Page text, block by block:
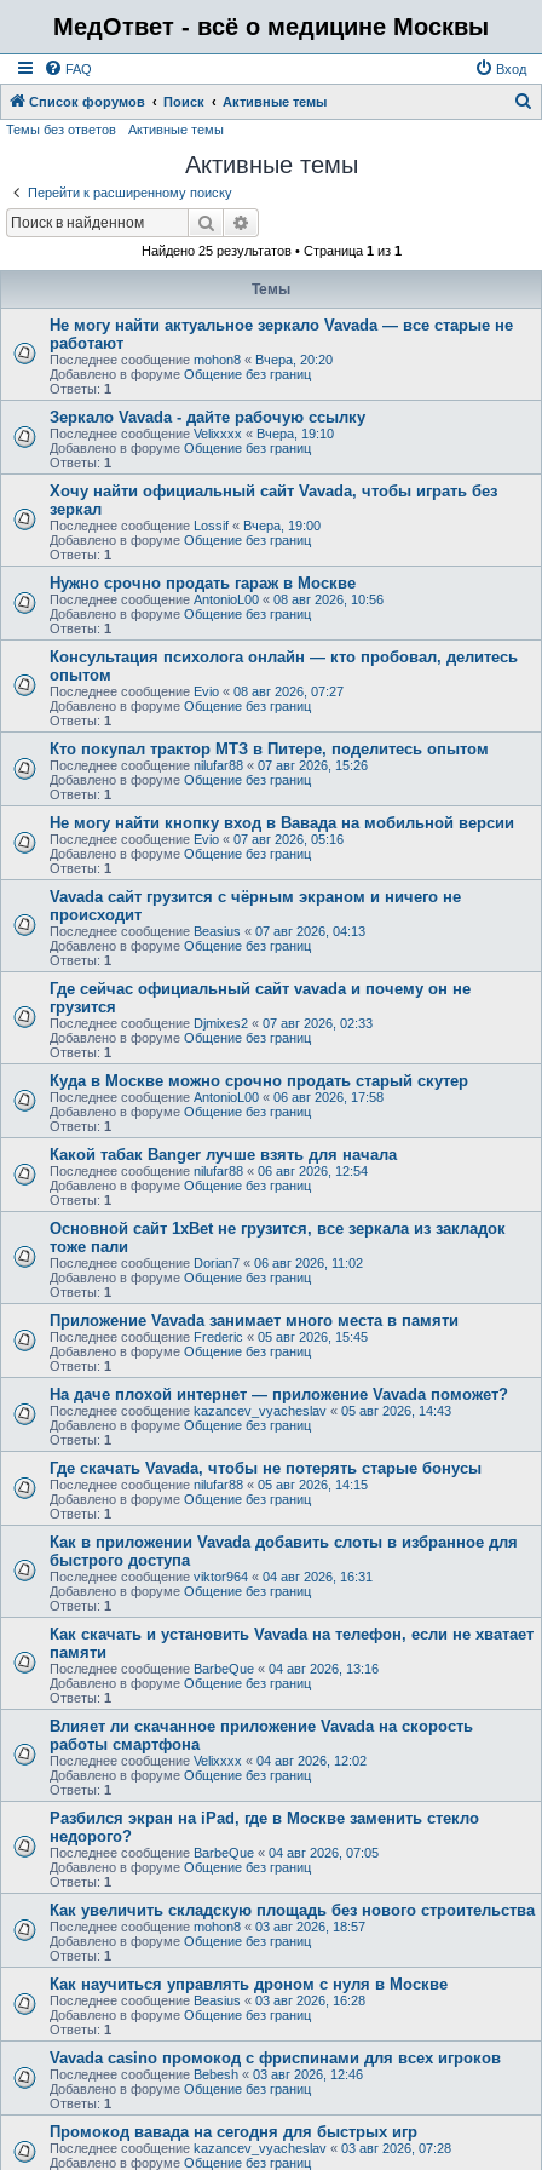
МедОтвет - всё о медицине Москвы
FAQ Вход
Список форумов Поиск Активные темы
Темы без ответов Активные темы
Активные темы
Перейти к расширенному поиску
Поиск
Найдено 25 результатов • Страница 1из 1
Темы
Не могу найти актуальное зеркало Vavada — все старые не
работают
Последнее сообщение mohon8 « Вчера, 20:20
Добавлено в форуме Общение без границ
Ответы: 1
Зеркало Vavada - дайте рабочую ссылку
Последнее сообщение Velixxxx « Вчера, 19:10
Добавлено в форуме Общение без границ
Ответы: 1
Хочу найти официальный сайт Vavada, чтобы играть без
зеркал
Последнее сообщение Lossif « Вчера, 19:00
Добавлено в форуме Общение без границ
Ответы: 1
Нужно срочно продать гараж в Москве
Последнее сообщение AntonioL00 « 08 авг 2026, 10:56
Добавлено в форуме Общение без границ
Ответы: 1
Консультация психолога онлайн — кто пробовал, делитесь
опытом
Последнее сообщение Evio « 08 авг 2026, 07:27
Добавлено в форуме Общение без границ
Ответы: 1
Кто покупал трактор МТЗ в Питере, поделитесь опытом
Последнее сообщение nilufar88 « 07 авг 2026, 15:26
Добавлено в форуме Общение без границ
Ответы: 1
Не могу найти кнопку вход в Вавада на мобильной версии
Последнее сообщение Evio « 07 авг 2026, 05:16
Добавлено в форуме Общение без границ
Ответы: 1
Vavada сайт грузится с чёрным экраном и ничего не
происходит
Последнее сообщение Beasius « 07 авг 2026, 04:13
Добавлено в форуме Общение без границ
Ответы: 1
Где сейчас официальный сайт vavada и почему он не
грузится
Последнее сообщение Djmixes2 « 07 авг 2026, 02:33
Добавлено в форуме Общение без границ
Ответы: 1
Куда в Москве можно срочно продать старый скутер
Последнее сообщение AntonioL00 « 06 авг 2026, 17:58
Добавлено в форуме Общение без границ
Ответы: 1
Какой табак Banger лучше взять для начала
Последнее сообщение nilufar88 « 06 авг 2026, 12:54
Добавлено в форуме Общение без границ
Ответы: 1
Основной сайт 1xBet не грузится, все зеркала из закладок
тоже пали
Последнее сообщение Dorian7 « 06 авг 2026, 11:02
Добавлено в форуме Общение без границ
Ответы: 1
Приложение Vavada занимает много места в памяти
Последнее сообщение Frederic « 05 авг 2026, 15:45
Добавлено в форуме Общение без границ
Ответы: 1
На даче плохой интернет — приложение Vavada поможет?
Последнее сообщение kazancev_vyacheslav « 05 авг 2026, 14:43
Добавлено в форуме Общение без границ
Ответы: 1
Где скачать Vavada, чтобы не потерять старые бонусы
Последнее сообщение nilufar88 « 05 авг 2026, 14:15
Добавлено в форуме Общение без границ
Ответы: 1
Как в приложении Vavada добавить слоты в избранное для
быстрого доступа
Последнее сообщение viktor964 « 04 авг 2026, 16:31
Добавлено в форуме Общение без границ
Ответы: 1
Как скачать и установить Vavada на телефон, если не хватает
памяти
Последнее сообщение BarbeQue « 04 авг 2026, 13:16
Добавлено в форуме Общение без границ
Ответы: 1
Влияет ли скачанное приложение Vavada на скорость
работы смартфона
Последнее сообщение Velixxxx « 04 авг 2026, 12:02
Добавлено в форуме Общение без границ
Ответы: 1
Разбился экран на iPad, где в Москве заменить стекло
недорого?
Последнее сообщение BarbeQue « 04 авг 2026, 07:05
Добавлено в форуме Общение без границ
Ответы: 1
Как увеличить складскую площадь без нового строительства
Последнее сообщение mohon8 « 03 авг 2026, 18:57
Добавлено в форуме Общение без границ
Ответы: 1
Как научиться управлять дроном с нуля в Москве
Последнее сообщение Beasius « 03 авг 2026, 16:28
Добавлено в форуме Общение без границ
Ответы: 1
Vavada casino промокод с фриспинами для всех игроков
Последнее сообщение Bebesh « 03 авг 2026, 12:46
Добавлено в форуме Общение без границ
Ответы: 1
Промокод вавада на сегодня для быстрых игр
Последнее сообщение kazancev_vyacheslav « 03 авг 2026, 07:28
Добавлено в форуме Общение без границ